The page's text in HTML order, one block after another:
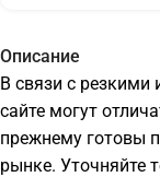
Описание
В связи с
сайте могут
прежнему готовы
рынке. Уточняйте